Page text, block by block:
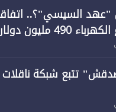
مليار دولار لقطاع الكهرباء
(1)
تتبع شبكة